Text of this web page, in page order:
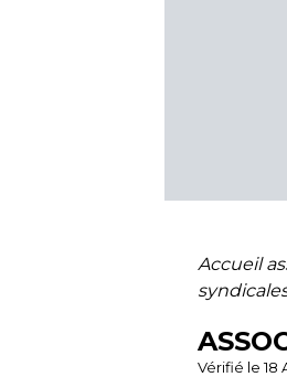
Accueil
Vérifié le 18